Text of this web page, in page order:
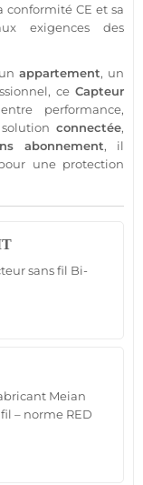
conformité CE et sa
exigences des
appartement, un
, ce Capteur
performance,
connectée,
abonnement, il
une protection
sans fil Bi-
Meian
– norme RED